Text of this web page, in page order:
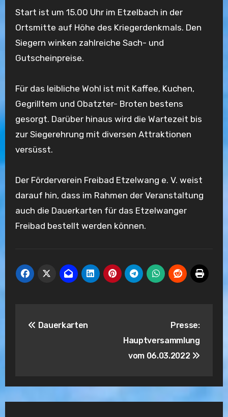
Start ist um 15.00 Uhr im Etzelbach in der
Ortsmitte auf Höhe des Kriegerdenkmals. Den
Siegern winken zahlreiche Sach- und
Gutscheinpreise.
Für das leibliche Wohl ist mit Kaffee, Kuchen,
Gegrilltem und Obatzter- Broten bestens
gesorgt. Darüber hinaus wird die Wartezeit bis
zur Siegerehrung mit diversen Attraktionen
versüsst.
Der Förderverein Freibad Etzelwang e. V. weist
darauf hin, dass im Rahmen der Veranstaltung
auch die Dauerkarten für das Etzelwanger
Freibad bestellt werden können.
Dauerkarten
Presse:
Hauptversammlung
vom 06.03.2022